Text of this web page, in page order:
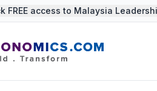
access to Malaysia